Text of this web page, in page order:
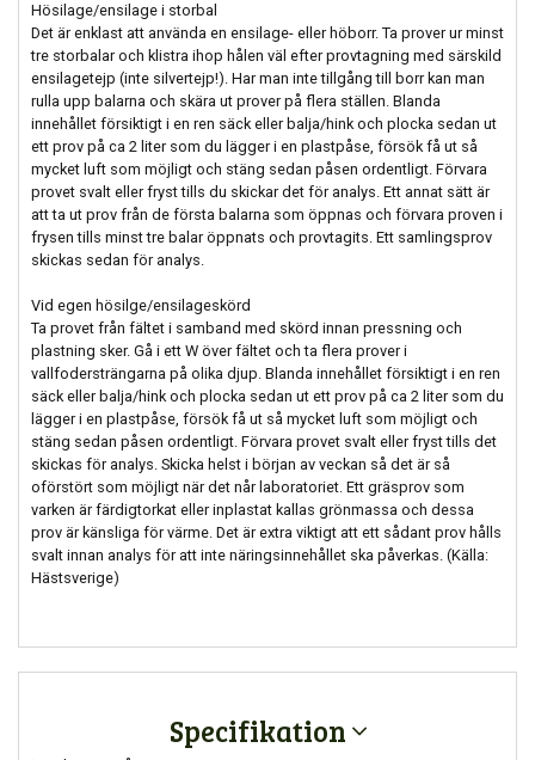
Hösilage/ensilage i storbal
Det är enklast att använda en ensilage- eller höborr. Ta prover ur minst
tre storbalar och klistra ihop hålen väl efter provtagning med särskild
ensilagetejp (inte silvertejp!). Har man inte tillgång till borr kan man
rulla upp balarna och skära ut prover på flera ställen. Blanda
innehållet försiktigt i en ren säck eller balja/hink och plocka sedan ut
ett prov på ca 2 liter som du lägger i en plastpåse, försök få ut så
mycket luft som möjligt och stäng sedan påsen ordentligt. Förvara
provet svalt eller fryst tills du skickar det för analys. Ett annat sätt är
att ta ut prov från de första balarna som öppnas och förvara proven i
frysen tills minst tre balar öppnats och provtagits. Ett samlingsprov
skickas sedan för analys.
Vid egen hösilge/ensilageskörd
Ta provet från fältet i samband med skörd innan pressning och
plastning sker. Gå i ett W över fältet och ta flera prover i
vallfodersträngarna på olika djup. Blanda innehållet försiktigt i en ren
säck eller balja/hink och plocka sedan ut ett prov på ca 2 liter som du
lägger i en plastpåse, försök få ut så mycket luft som möjligt och
stäng sedan påsen ordentligt. Förvara provet svalt eller fryst tills det
skickas för analys. Skicka helst i början av veckan så det är så
oförstört som möjligt när det når laboratoriet. Ett gräsprov som
varken är färdigtorkat eller inplastat kallas grönmassa och dessa
prov är känsliga för värme. Det är extra viktigt att ett sådant prov hålls
svalt innan analys för att inte näringsinnehållet ska påverkas. (Källa:
Hästsverige)
Specifikation